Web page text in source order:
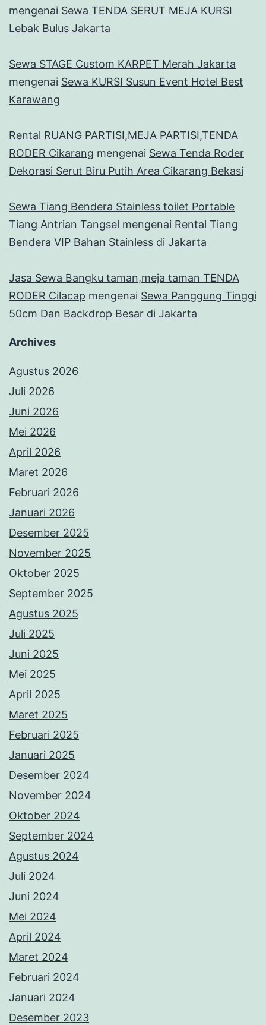
mengenai Sewa TENDA SERUT MEJA KURSI
Lebak Bulus Jakarta
Sewa STAGE Custom KARPET Merah Jakarta
mengenai Sewa KURSI Susun Event Hotel Best
Karawang
Rental RUANG PARTISI,MEJA PARTISI,TENDA
RODER Cikarang mengenai Sewa Tenda Roder
Dekorasi Serut Biru Putih Area Cikarang Bekasi
Sewa Tiang Bendera Stainless toilet Portable
Tiang Antrian Tangsel mengenai Rental Tiang
Bendera VIP Bahan Stainless di Jakarta
Jasa Sewa Bangku taman,meja taman TENDA
RODER Cilacap mengenai Sewa Panggung Tinggi
50cm Dan Backdrop Besar di Jakarta
Archives
Agustus 2026
Juli 2026
Juni 2026
Mei 2026
April 2026
Maret 2026
Februari 2026
Januari 2026
Desember 2025
November 2025
Oktober 2025
September 2025
Agustus 2025
Juli 2025
Juni 2025
Mei 2025
April 2025
Maret 2025
Februari 2025
Januari 2025
Desember 2024
November 2024
Oktober 2024
September 2024
Agustus 2024
Juli 2024
Juni 2024
Mei 2024
April 2024
Maret 2024
Februari 2024
Januari 2024
Desember 2023